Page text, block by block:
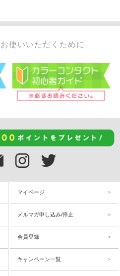
使いいただくために
マイページ
メルマガ申し込み/停止
会員登録
キャンペーン一覧